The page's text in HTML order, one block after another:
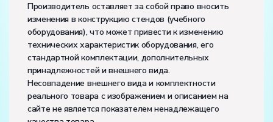
Производитель оставляет за собой право вносить
изменения в конструкцию стендов (учебного
оборудования), что может привести к изменению
технических характеристик оборудования, его
стандартной комплектации, дополнительных
принадлежностей и внешнего вида.
Несовпадение внешнего вида и комплектности
реального товара с изображением и описанием на
сайте не является показателем ненадлежащего